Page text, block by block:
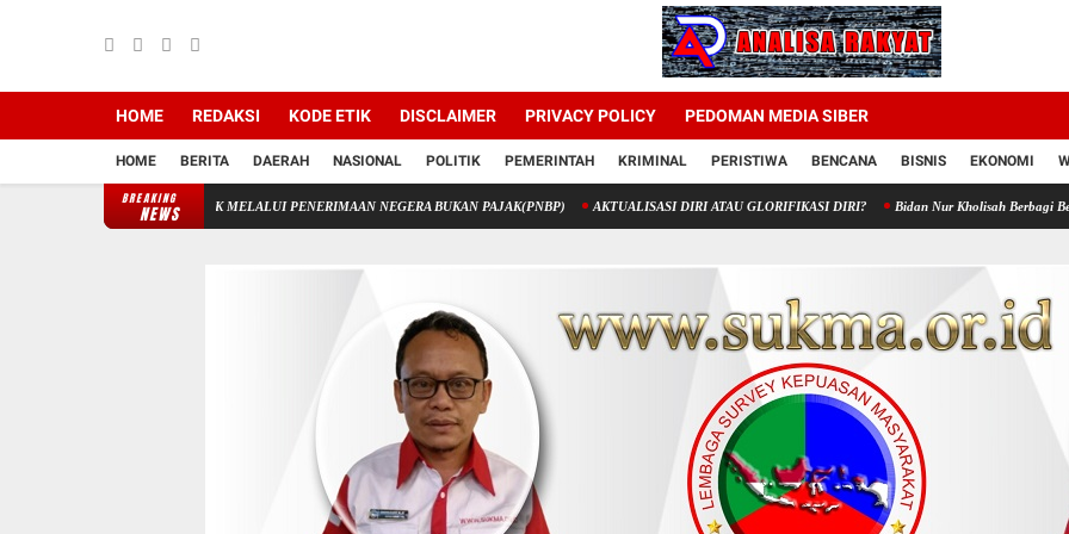
HOME REDAKSI KODE ETIK DISCLAIMER PRIVACY POLICY PEDOMAN MEDIA SIBER
HOME BERITA DAERAH NASIONAL POLITIK PEMERINTAH KRIMINAL PERISTIWA BENCANA BISNIS EKONOMI
BREAKING
NEWS
KEUANGAN STIK MELALUI PENERIMAAN NEGERA BUKAN PAJAK(PNBP) AKTUALISASI DIRI ATAU GLORIFIKASI DIRI? Bidan Nur Kholisah Berbagi Berkah di